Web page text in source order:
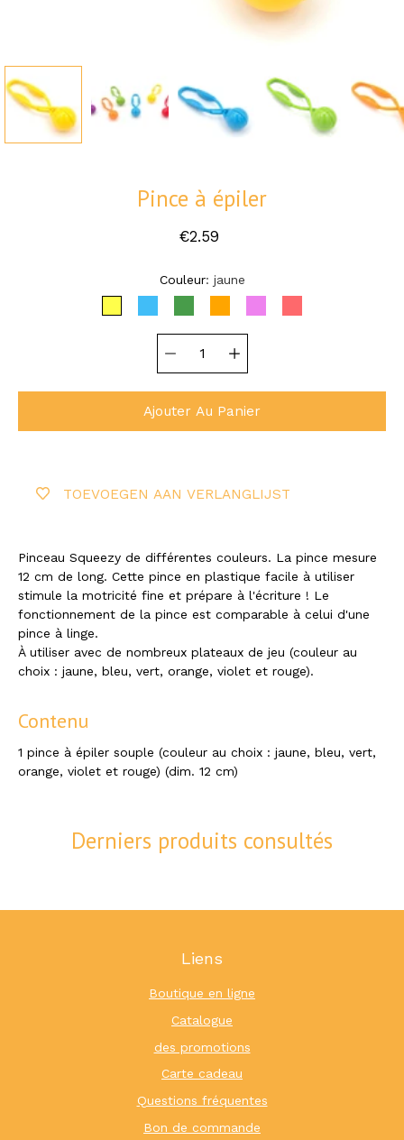
Pince à épiler
€2.59
Couleur jaune
Sélectionnez une variante
quantité
Ajouter Au Panier
TOEVOEGEN AAN VERLANGLIJST
Pinceau Squeezy de différentes couleurs. La pince mesure
12 cm de long. Cette pince en plastique facile à utiliser
stimule la motricité fine et prépare à l'écriture ! Le
fonctionnement de la pince est comparable à celui d'une
pince à linge.
À utiliser avec de nombreux plateaux de jeu (couleur au
choix : jaune, bleu, vert, orange, violet et rouge).
Contenu
1 pince à épiler souple (couleur au choix : jaune, bleu, vert,
orange, violet et rouge) (dim. 12 cm)
Derniers produits consultés
Liens
Boutique en ligne
Catalogue
des promotions
Carte cadeau
Questions fréquentes
Bon de commande